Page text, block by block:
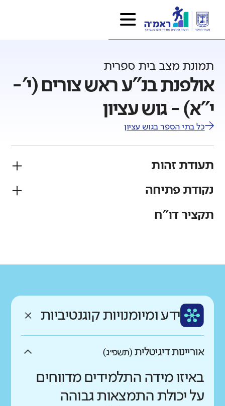
תמונת מצב בית ספרית
אולפנת בנ"ע ראש צורים (י'-
י"א) - גוש עציון
כל בתי הספר בגוש עציון
תעודת זהות
פיקוח
נקודת פתיחה
רקע חברתי כלכלי
ממוצע תלמידים בכיתה
גבוה נמוך
תקציר דו"ח
ידע ומיומנויות קוגנטיביות
אוריינות דיגיטלית (תשפ״ג)
באיזו מידה התלמידים מדווחים
על יכולת התמצאות גבוהה